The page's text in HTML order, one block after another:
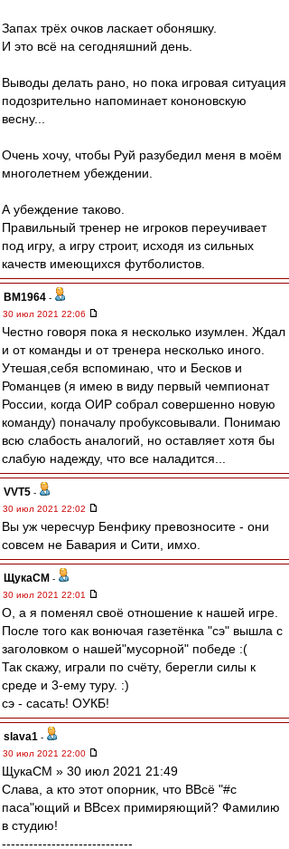
Запах трёх очков ласкает обоняшку.
И это всё на сегодняшний день.
Выводы делать рано, но пока игровая ситуация
подозрительно напоминает кононовскую
весну...
Очень хочу, чтобы Руй разубедил меня в моём
многолетнем убеждении.
А убеждение таково.
Правильный тренер не игроков переучивает
под игру, а игру строит, исходя из сильных
качеств имеющихся футболистов.
BM1964 -
30 июл 2021 22:06
Честно говоря пока я несколько изумлен. Ждал
и от команды и от тренера несколько иного.
Утешая,себя вспоминаю, что и Бесков и
Романцев (я имею в виду первый чемпионат
России, когда ОИР собрал совершенно новую
команду) поначалу пробуксовывали. Понимаю
всю слабость аналогий, но оставляет хотя бы
слабую надежду, что все наладится...
VVT5 -
30 июл 2021 22:02
Вы уж чересчур Бенфику превозносите - они
совсем не Бавария и Сити, имхо.
ЩукаСМ -
30 июл 2021 22:01
О, а я поменял своё отношение к нашей игре.
После того как вонючая газетёнка "сэ" вышла с
заголовком о нашей"мусорной" победе :(
Так скажу, играли по счёту, берегли силы к
среде и 3-ему туру. :)
сэ - сасать! ОУКБ!
slava1 -
30 июл 2021 22:00
ЩукаСМ » 30 июл 2021 21:49
Слава, а кто этот опорник, что ВВсё "#с
паса"ющий и ВВсех примиряющий? Фамилию
в студию!
-----------------------------